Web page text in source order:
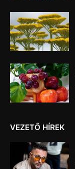
VEZETŐ HÍREK